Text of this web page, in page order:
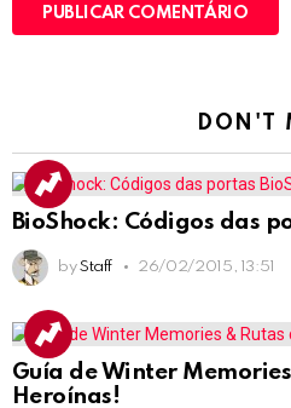
DON'T
BioShock: Códigos das
by Staff 26/02/2015, 13:51
Guía de Winter
Heroínas!